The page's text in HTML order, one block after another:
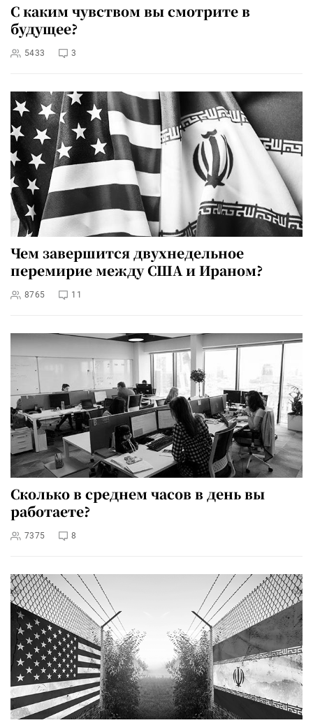
С каким чувством вы смотрите в
будущее?
5433 3
Чем завершится двухнедельное
перемирие между США и Ираном?
8765 11
Сколько в среднем часов в день вы
работаете?
7375 8